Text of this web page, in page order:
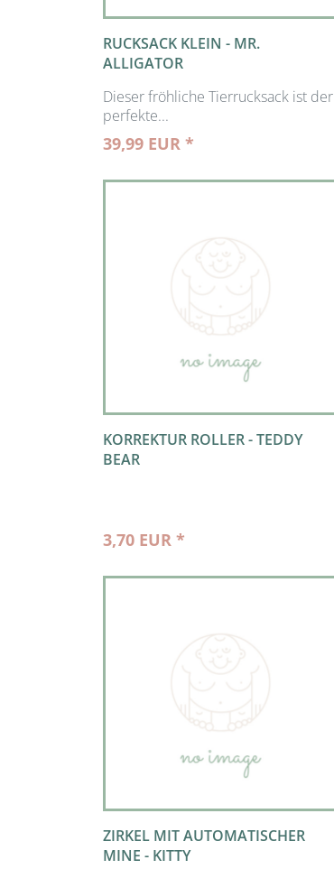
RUCKSACK KLEIN - MR.
ALLIGATOR
Dieser fröhliche Tierrucksack ist der
perfekte...
39,99 EUR *
KORREKTUR ROLLER - TEDDY
BEAR
3,70 EUR *
ZIRKEL MIT AUTOMATISCHER
MINE - KITTY